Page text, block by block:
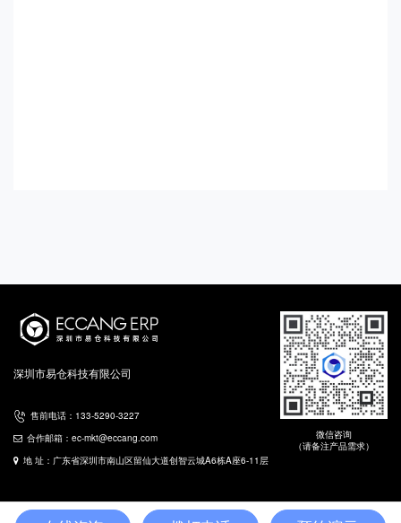
深圳市易仓科技有限公司
售前电话：133-5290-3227
合作邮箱：ec-mkt@eccang.com
地 址：广东省深圳市南山区留仙大道创智云城A6栋A座6-11层
微信咨询
（请备注产品需求）